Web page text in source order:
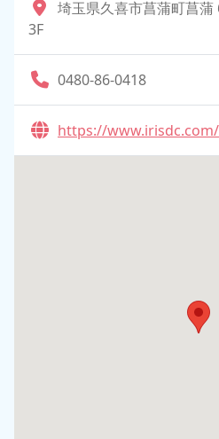
埼玉県久喜市菖蒲町菖
3F
0480-86-0418
https://www.irisdc.com/